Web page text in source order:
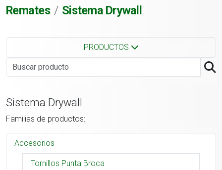
Remates Sistema Drywall
PRODUCTOS
Sistema Drywall
Familias de productos:
Accesorios
Tornillos Punta Broca